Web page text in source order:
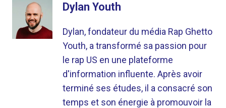
Dylan Youth
Dylan, fondateur du média Rap Ghetto
Youth, a transformé sa passion pour
le rap US en une plateforme
d'information influente. Après avoir
terminé ses études, il a consacré son
temps et son énergie à promouvoir la